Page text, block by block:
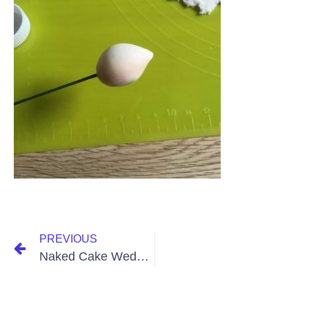
PREVIOUS
Naked Cake Wedding